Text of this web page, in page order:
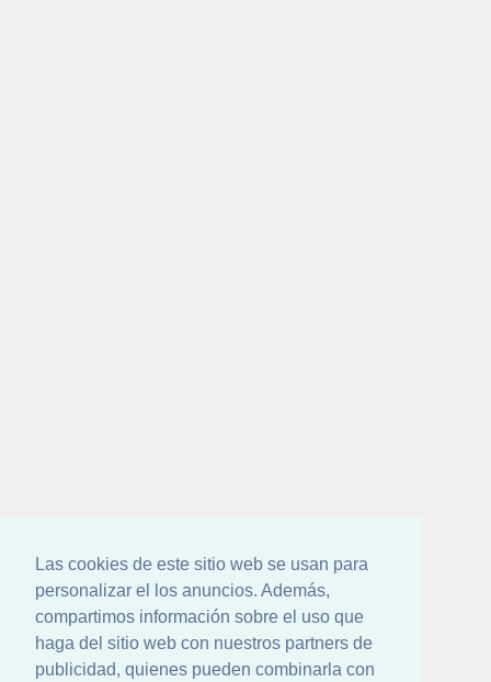
Las cookies de este sitio web se usan para
personalizar el los anuncios. Además,
compartimos información sobre el uso que
haga del sitio web con nuestros partners de
publicidad, quienes pueden combinarla con